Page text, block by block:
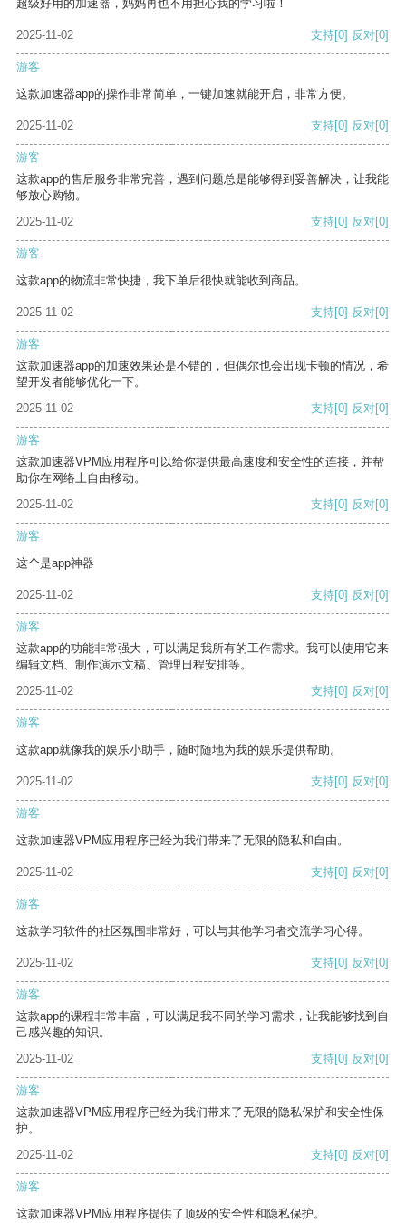
超级好用的加速器，妈妈再也不用担心我的学习啦！
2025-11-02 支持[0] 反对[0]
游客
这款加速器app的操作非常简单，一键加速就能开启，非常方便。
2025-11-02 支持[0] 反对[0]
游客
这款app的售后服务非常完善，遇到问题总是能够得到妥善解决，让我能
够放心购物。
2025-11-02
支持[0] 反对[0]
游客
这款app的物流非常快捷，我下单后很快就能收到商品。
2025-11-02 支持[0] 反对[0]
游客
这款加速器app的加速效果还是不错的，但偶尔也会出现卡顿的情况，希
望开发者能够优化一下。
2025-11-02
支持[0] 反对[0]
游客
这款加速器VPM应用程序可以给你提供最高速度和安全性的连接，并帮
助你在网络上自由移动。
2025-11-02
支持[0] 反对[0]
游客
这个是app神器
2025-11-02 支持[0] 反对[0]
游客
这款app的功能非常强大，可以满足我所有的工作需求。我可以使用它来
编辑文档、制作演示文稿、管理日程安排等。
2025-11-02
支持[0] 反对[0]
游客
这款app就像我的娱乐小助手，随时随地为我的娱乐提供帮助。
2025-11-02 支持[0] 反对[0]
游客
这款加速器VPM应用程序已经为我们带来了无限的隐私和自由。
2025-11-02 支持[0] 反对[0]
游客
这款学习软件的社区氛围非常好，可以与其他学习者交流学习心得。
2025-11-02 支持[0] 反对[0]
游客
这款app的课程非常丰富，可以满足我不同的学习需求，让我能够找到自
己感兴趣的知识。
2025-11-02
支持[0] 反对[0]
游客
这款加速器VPM应用程序已经为我们带来了无限的隐私保护和安全性保
护。
2025-11-02
支持[0] 反对[0]
游客
这款加速器VPM应用程序提供了顶级的安全性和隐私保护。